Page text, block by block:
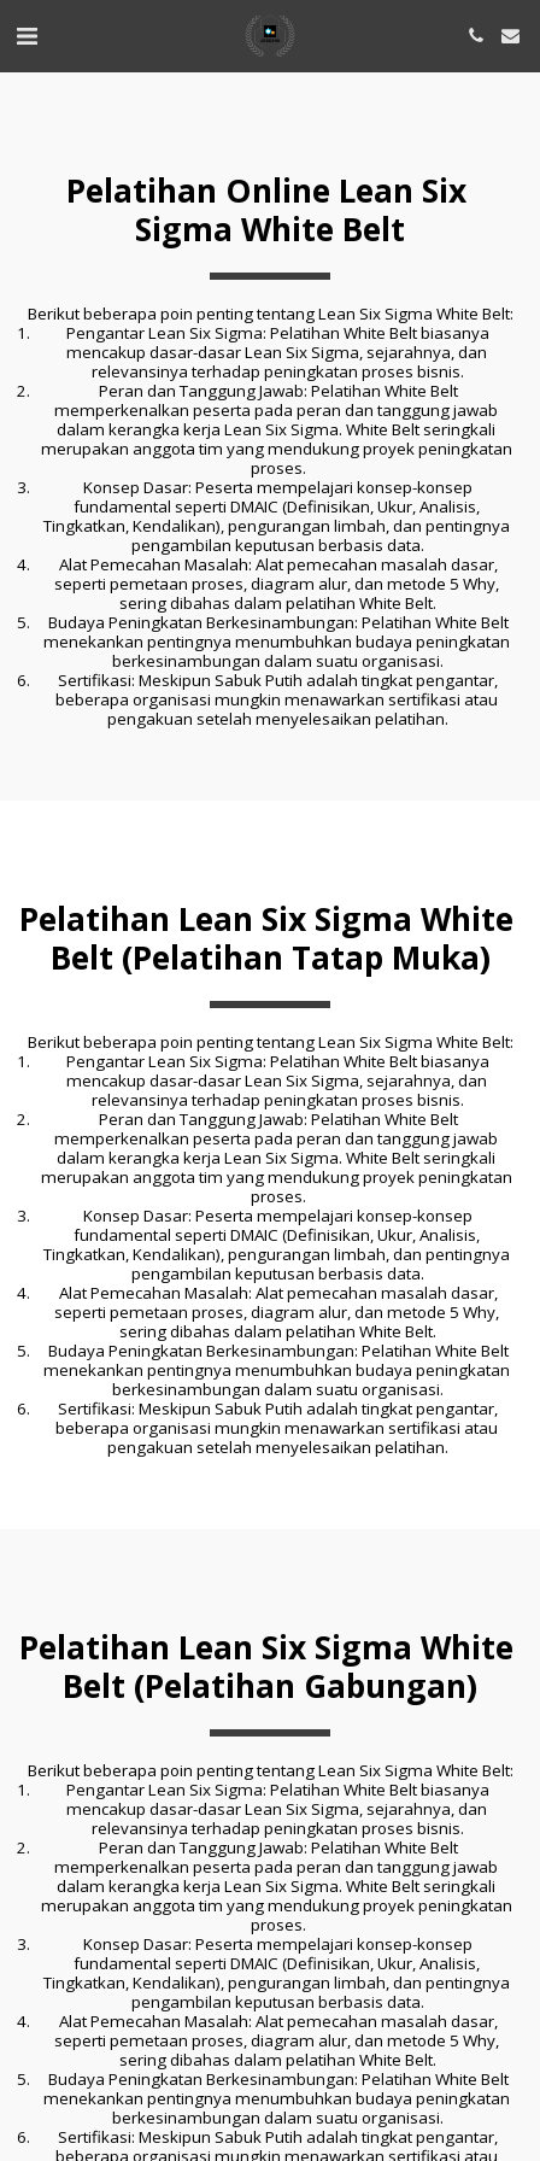
Pelatihan Online Lean Six
Sigma White Belt
Berikut beberapa poin penting tentang Lean Six Sigma White Belt:
Pengantar Lean Six Sigma: Pelatihan White Belt biasanya
mencakup dasar-dasar Lean Six Sigma, sejarahnya, dan
relevansinya terhadap peningkatan proses bisnis.
memperkenalkan peserta pada peran dan tanggung jawab
dalam kerangka kerja Lean Six Sigma. White Belt seringkali
merupakan anggota tim yang mendukung proyek peningkatan
proses.
Konsep Dasar: Peserta mempelajari konsep-konsep
fundamental seperti DMAIC (Definisikan, Ukur, Analisis,
Tingkatkan, Kendalikan), pengurangan limbah, dan pentingnya
pengambilan keputusan berbasis data.
seperti pemetaan proses, diagram alur, dan metode 5 Why,
sering dibahas dalam pelatihan White Belt.
menekankan pentingnya menumbuhkan budaya peningkatan
berkesinambungan dalam suatu organisasi.
Sertifikasi: Meskipun Sabuk Putih adalah tingkat pengantar,
beberapa organisasi mungkin menawarkan sertifikasi atau
pengakuan setelah menyelesaikan pelatihan.
Pelatihan Lean Six Sigma White
Belt (Pelatihan Tatap Muka)
Berikut beberapa poin penting tentang Lean Six Sigma White Belt:
Pengantar Lean Six Sigma: Pelatihan White Belt biasanya
mencakup dasar-dasar Lean Six Sigma, sejarahnya, dan
relevansinya terhadap peningkatan proses bisnis.
memperkenalkan peserta pada peran dan tanggung jawab
dalam kerangka kerja Lean Six Sigma. White Belt seringkali
merupakan anggota tim yang mendukung proyek peningkatan
proses.
Konsep Dasar: Peserta mempelajari konsep-konsep
fundamental seperti DMAIC (Definisikan, Ukur, Analisis,
Tingkatkan, Kendalikan), pengurangan limbah, dan pentingnya
pengambilan keputusan berbasis data.
seperti pemetaan proses, diagram alur, dan metode 5 Why,
sering dibahas dalam pelatihan White Belt.
menekankan pentingnya menumbuhkan budaya peningkatan
berkesinambungan dalam suatu organisasi.
Sertifikasi: Meskipun Sabuk Putih adalah tingkat pengantar,
beberapa organisasi mungkin menawarkan sertifikasi atau
pengakuan setelah menyelesaikan pelatihan.
Pelatihan Lean Six Sigma White
Belt (Pelatihan Gabungan)
Berikut beberapa poin penting tentang Lean Six Sigma White Belt:
Pengantar Lean Six Sigma: Pelatihan White Belt biasanya
mencakup dasar-dasar Lean Six Sigma, sejarahnya, dan
relevansinya terhadap peningkatan proses bisnis.
memperkenalkan peserta pada peran dan tanggung jawab
dalam kerangka kerja Lean Six Sigma. White Belt seringkali
merupakan anggota tim yang mendukung proyek peningkatan
proses.
Konsep Dasar: Peserta mempelajari konsep-konsep
fundamental seperti DMAIC (Definisikan, Ukur, Analisis,
Tingkatkan, Kendalikan), pengurangan limbah, dan pentingnya
pengambilan keputusan berbasis data.
seperti pemetaan proses, diagram alur, dan metode 5 Why,
sering dibahas dalam pelatihan White Belt.
menekankan pentingnya menumbuhkan budaya peningkatan
berkesinambungan dalam suatu organisasi.
Sertifikasi: Meskipun Sabuk Putih adalah tingkat pengantar,
beberapa organisasi mungkin menawarkan sertifikasi atau